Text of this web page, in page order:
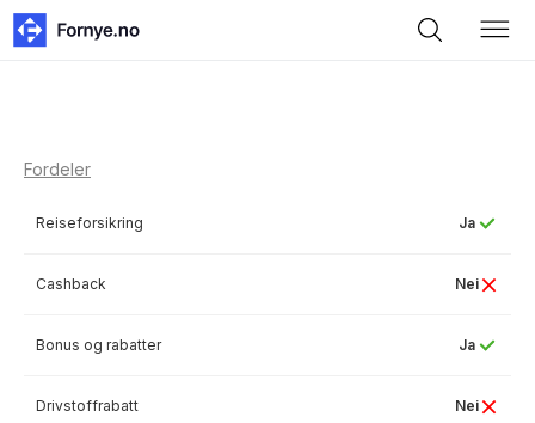
Fordeler
Reiseforsikring Ja
Cashback Nei
Bonus og rabatter Ja
Drivstoffrabatt Nei